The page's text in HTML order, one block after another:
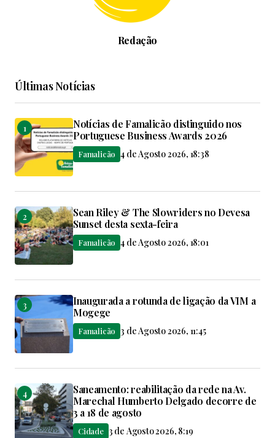
Redação
Últimas Notícias
Notícias de Famalicão distinguido nos
Portuguese Business Awards 2026
Famalicão 4 de Agosto 2026, 18:38
Sean Riley & The Slowriders no Devesa
Sunset desta sexta-feira
Famalicão 4 de Agosto 2026, 18:01
Inaugurada a rotunda de ligação da VIM a
Mogege
Famalicão 3 de Agosto 2026, 11:45
Saneamento: reabilitação da rede na Av.
Marechal Humberto Delgado decorre de
3 a 18 de agosto
Cidade 3 de Agosto 2026, 8:19